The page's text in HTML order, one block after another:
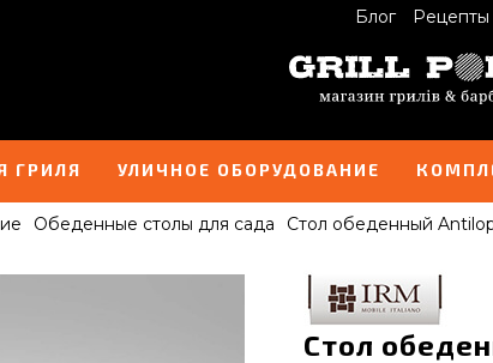
Блог Рецепты
ГРИЛЯ УЛИЧНОЕ ОБОРУДОВАНИЕ
Обеденные столы для сада Стол обеденный
Стол